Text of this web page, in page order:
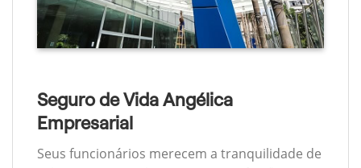
Seguro de Vida Angélica
Empresarial
Seus funcionários merecem a tranquilidade de